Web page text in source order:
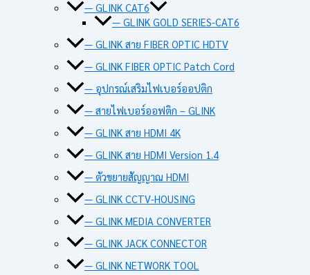
— GLINK CAT6
— GLINK GOLD SERIES-CAT6
— GLINK สาย FIBER OPTIC HDTV
— GLINK FIBER OPTIC Patch Cord
— อุปกรณ์เสริมไฟเบอร์ออปติก
— สายไฟเบอร์ออฟติก – GLINK
— GLINK สาย HDMI 4K
— GLINK สาย HDMI Version 1.4
— ตัวขยายสัญญาณ HDMI
— GLINK CCTV-HOUSING
— GLINK MEDIA CONVERTER
— GLINK JACK CONNECTOR
— GLINK NETWORK TOOL